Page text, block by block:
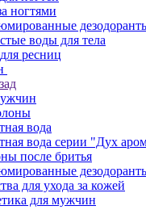
ногтями
воды для тела
ресниц
вода
вода серии "Дух
после бритья
для ухода за кожей
для мужчин